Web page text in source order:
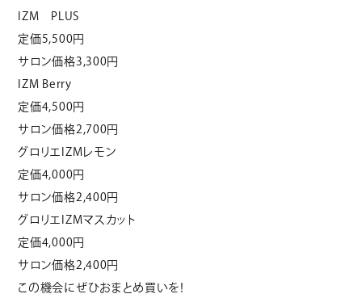
IZM PLUS
定価5,500円
サロン価格3,300円
IZM Berry
定価4,500円
サロン価格2,700円
グロリエIZMレモン
定価4,000円
サロン価格2,400円
グロリエIZMマスカット
定価4,000円
サロン価格2,400円
この機会にぜひおまとめ買いを！